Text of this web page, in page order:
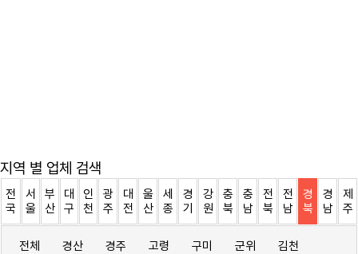
지역 별 업체 검색
전
국
서
울
부
산
대
구
인
천
광
주
대
전
울
산
세
종
경
기
강
원
충
북
충
남
전
북
전
남
경
북
경
남
제
주
전체 경산 경주 고령 구미 군위
김천